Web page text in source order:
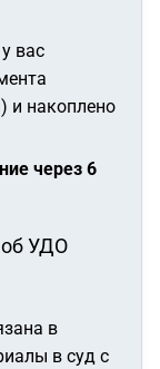
вас
и накоплено
через 6
об УДО
в
в суд с